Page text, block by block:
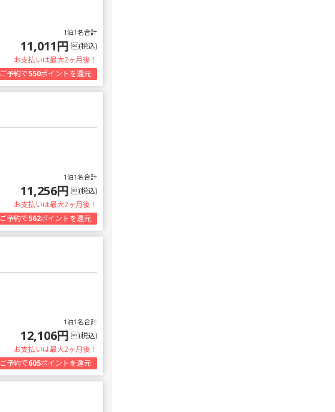
1泊1名合計
11,011円 (税込)
お支払いは最大2ヶ月後！
ご予約で550ポイントを還元
1泊1名合計
11,256円 (税込)
お支払いは最大2ヶ月後！
ご予約で562ポイントを還元
1泊1名合計
12,106円 (税込)
お支払いは最大2ヶ月後！
ご予約で605ポイントを還元